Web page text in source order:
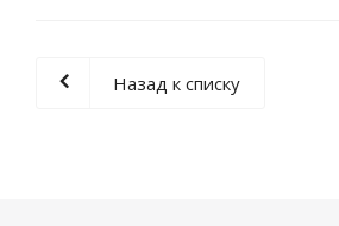
Назад к списку